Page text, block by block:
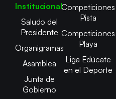
Institucional
Saludo del
Presidente
Organigramas
Asamblea
Junta de
Gobierno
Competiciones
Pista
Competiciones
Playa
Liga Edúcate
en el Deporte